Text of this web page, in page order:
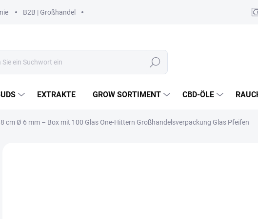
B2B | Großhandel
Suchen
EXTRAKTE GROW SORTIMENT CBD-ÖLE
cm Ø 6 mm – Box mit 100 Glas One-Hittern Großhandelsverpackung Glas Pfeifen